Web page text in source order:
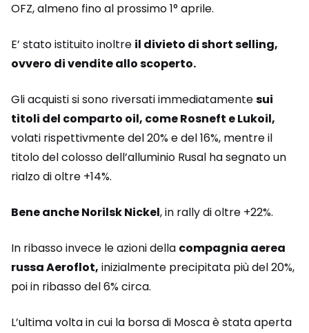
OFZ, almeno fino al prossimo 1° aprile.
E’ stato istituito inoltre il divieto di short selling,
ovvero di vendite allo scoperto.
Gli acquisti si sono riversati immediatamentesui
titoli del comparto oil, come Rosneft e Lukoil,
volati rispettivmente del 20% e del 16%, mentre il
titolo del colosso dell’alluminio Rusal ha segnato un
rialzo di oltre +14%.
Bene anche Norilsk Nickel, in rally di oltre +22%.
In ribasso invece le azioni della compagnia aerea
russa Aeroflot, inizialmente precipitata più del 20%,
poi in ribasso del 6% circa.
L’ultima volta in cui la borsa di Mosca è stata aperta